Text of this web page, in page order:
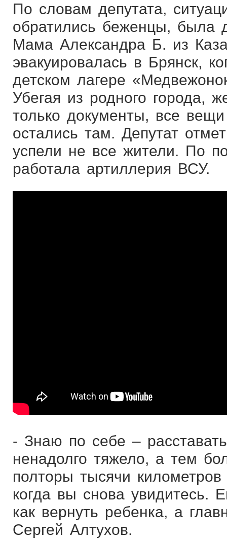
По словам депутата,
обратились беженцы, была
Мама Александра Б. из
эвакуировалась в Брянск,
детском лагере
Убегая из родного города,
только документы, все
остались там. Депутат
успели не все жители. По
работала артиллерия ВСУ.
- Знаю по себе –
ненадолго тяжело, а тем
полторы тысячи
когда вы снова увидитесь.
как вернуть ребенка, а
Сергей Алтухов.